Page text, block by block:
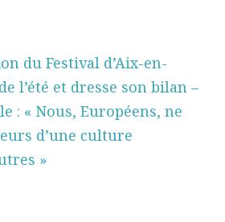
du Festival d’Aix-en-
l’été et dresse son bilan –
: « Nous, Européens, ne
d’une culture
»